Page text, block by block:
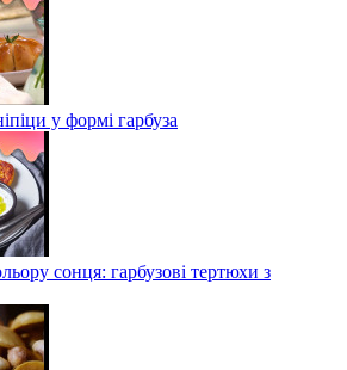
у формі гарбуза
сонця: гарбузові тертюхи з